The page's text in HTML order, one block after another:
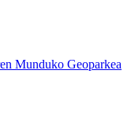
Munduko Geoparkea